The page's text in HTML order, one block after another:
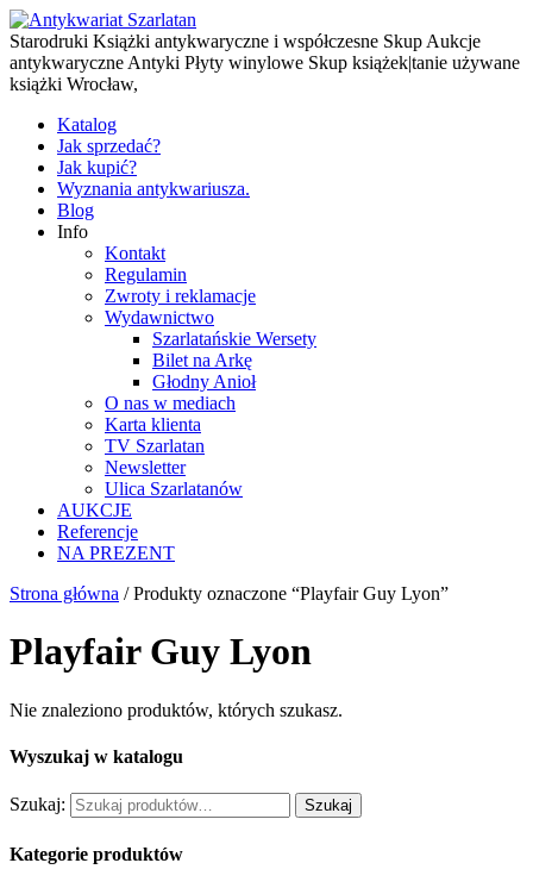
Starodruki Książki antykwaryczne i współczesne Skup Aukcje
antykwaryczne Antyki Płyty winylowe Skup książek|tanie używane
książki Wrocław,
Katalog
Jak sprzedać?
Jak kupić?
Wyznania antykwariusza.
Blog
Info
Kontakt
Regulamin
Zwroty i reklamacje
Wydawnictwo
Szarlatańskie Wersety
Bilet na Arkę
Głodny Anioł
O nas w mediach
Karta klienta
TV Szarlatan
Newsletter
Ulica Szarlatanów
AUKCJE
Referencje
NA PREZENT
Strona główna / Produkty oznaczone “Playfair Guy Lyon”
Playfair Guy Lyon
Nie znaleziono produktów, których szukasz.
Wyszukaj w katalogu
Szukaj: Szukaj
Kategorie produktów